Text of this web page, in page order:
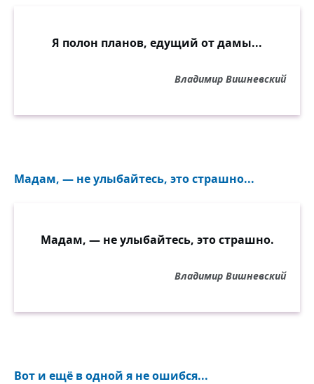
Я полон планов, едущий от дамы...
Владимир Вишневский
Мадам, — не улыбайтесь, это страшно...
Мадам, — не улыбайтесь, это страшно.
Владимир Вишневский
Вот и ещё в одной я не ошибся...